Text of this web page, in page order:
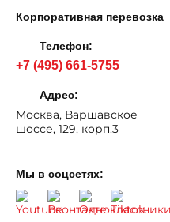
Корпоративная перевозка
Телефон:
+7 (495) 661-5755
Адрес:
Москва, Варшавское
шоссе, 129, корп.3
Мы в соцсетях: